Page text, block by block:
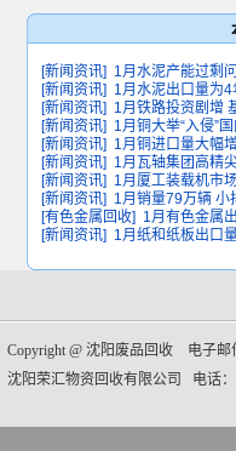
[新闻资讯] 1月水泥产能过剩
[新闻资讯] 1月水泥出口量为
[新闻资讯] 1月铁路投资剧增
[新闻资讯] 1月铜大举“入侵”
[新闻资讯] 1月铜进口量大幅
[新闻资讯] 1月瓦轴集团高精
[新闻资讯] 1月厦工装载机市
[新闻资讯] 1月销量79万辆 小
[有色金属回收] 1月有色金属
[新闻资讯] 1月纸和纸板出口
Copyright @ 沈阳废品回收 电子邮
沈阳荣汇物资回收有限公司 电话